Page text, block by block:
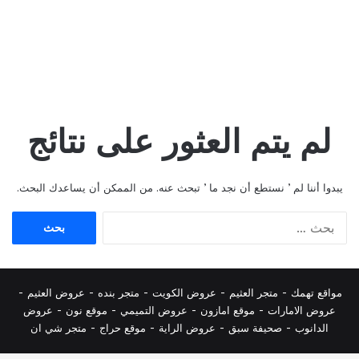
لم يتم العثور على نتائج
يبدوا أننا لم ’ نستطع أن نجد ما ’ تبحث عنه. من الممكن أن يساعدك البحث.
مواقع تهمك - متجر العثيم - عروض الكويت - متجر بنده - عروض العثيم -
عروض الامارات - موقع امازون - عروض التميمي - موقع نون - عروض
الدانوب - صحيفة سبق - عروض الراية - موقع حراج - متجر شي ان